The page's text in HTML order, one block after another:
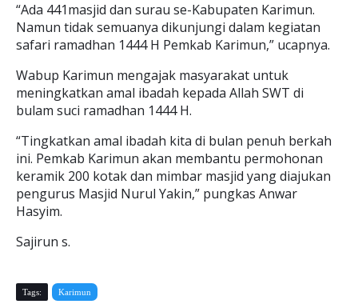
“Ada 441masjid dan surau se-Kabupaten Karimun.
Namun tidak semuanya dikunjungi dalam kegiatan
safari ramadhan 1444 H Pemkab Karimun,” ucapnya.
Wabup Karimun mengajak masyarakat untuk
meningkatkan amal ibadah kepada Allah SWT di
bulam suci ramadhan 1444 H.
“Tingkatkan amal ibadah kita di bulan penuh berkah
ini. Pemkab Karimun akan membantu permohonan
keramik 200 kotak dan mimbar masjid yang diajukan
pengurus Masjid Nurul Yakin,” pungkas Anwar
Hasyim.
Sajirun s.
Tags: Karimun